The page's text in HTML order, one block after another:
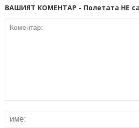
ВАШИЯТ КОМЕНТАР - Полетата НЕ